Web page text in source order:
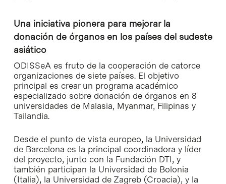
Una iniciativa pionera para mejorar la
donación de órganos en los países del sudeste
asiático
ODISSeA es fruto de la cooperación de catorce
organizaciones de siete países. El objetivo
principal es crear un programa académico
especializado sobre donación de órganos en 8
universidades de Malasia, Myanmar, Filipinas y
Tailandia.
Desde el punto de vista europeo, la Universidad
de Barcelona es la principal coordinadora y líder
del proyecto, junto con la Fundación DTI, y
también participan la Universidad de Bolonia
(Italia), la Universidad de Zagreb (Croacia), y la